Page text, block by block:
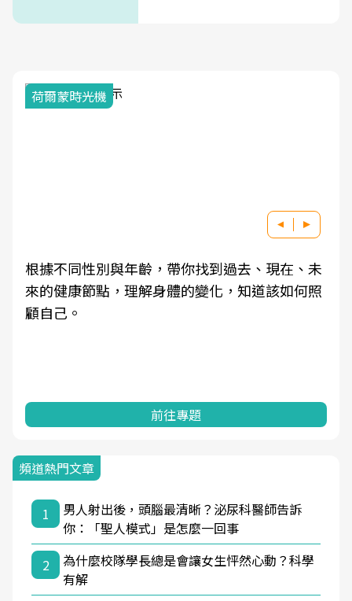
荷爾蒙時光機
根據不同性別與年齡，帶你找到過去、現在、未
來的健康節點，理解身體的變化，知道該如何照
顧自己。
前往專題
頻道熱門文章
1
男人射出後，頭腦最清晰？泌尿科醫師告訴
你：「聖人模式」是怎麼一回事
2
為什麼校隊學長總是會讓女生怦然心動？科學
有解